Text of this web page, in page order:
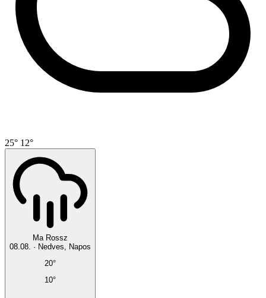
25° 12°
Ma Rossz
08.08. ·
Nedves, Napos
20°
10°